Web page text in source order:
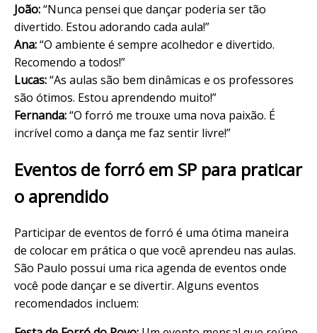
João:“Nunca pensei que dançar poderia ser tão
divertido. Estou adorando cada aula!”
Ana:“O ambiente é sempre acolhedor e divertido.
Recomendo a todos!”
Lucas:“As aulas são bem dinâmicas e os professores
são ótimos. Estou aprendendo muito!”
Fernanda:“O forró me trouxe uma nova paixão. É
incrível como a dança me faz sentir livre!”
Eventos de forró em SP para praticar
o aprendido
Participar de eventos de forró é uma ótima maneira
de colocar em prática o que você aprendeu nas aulas.
São Paulo possui uma rica agenda de eventos onde
você pode dançar e se divertir. Alguns eventos
recomendados incluem: